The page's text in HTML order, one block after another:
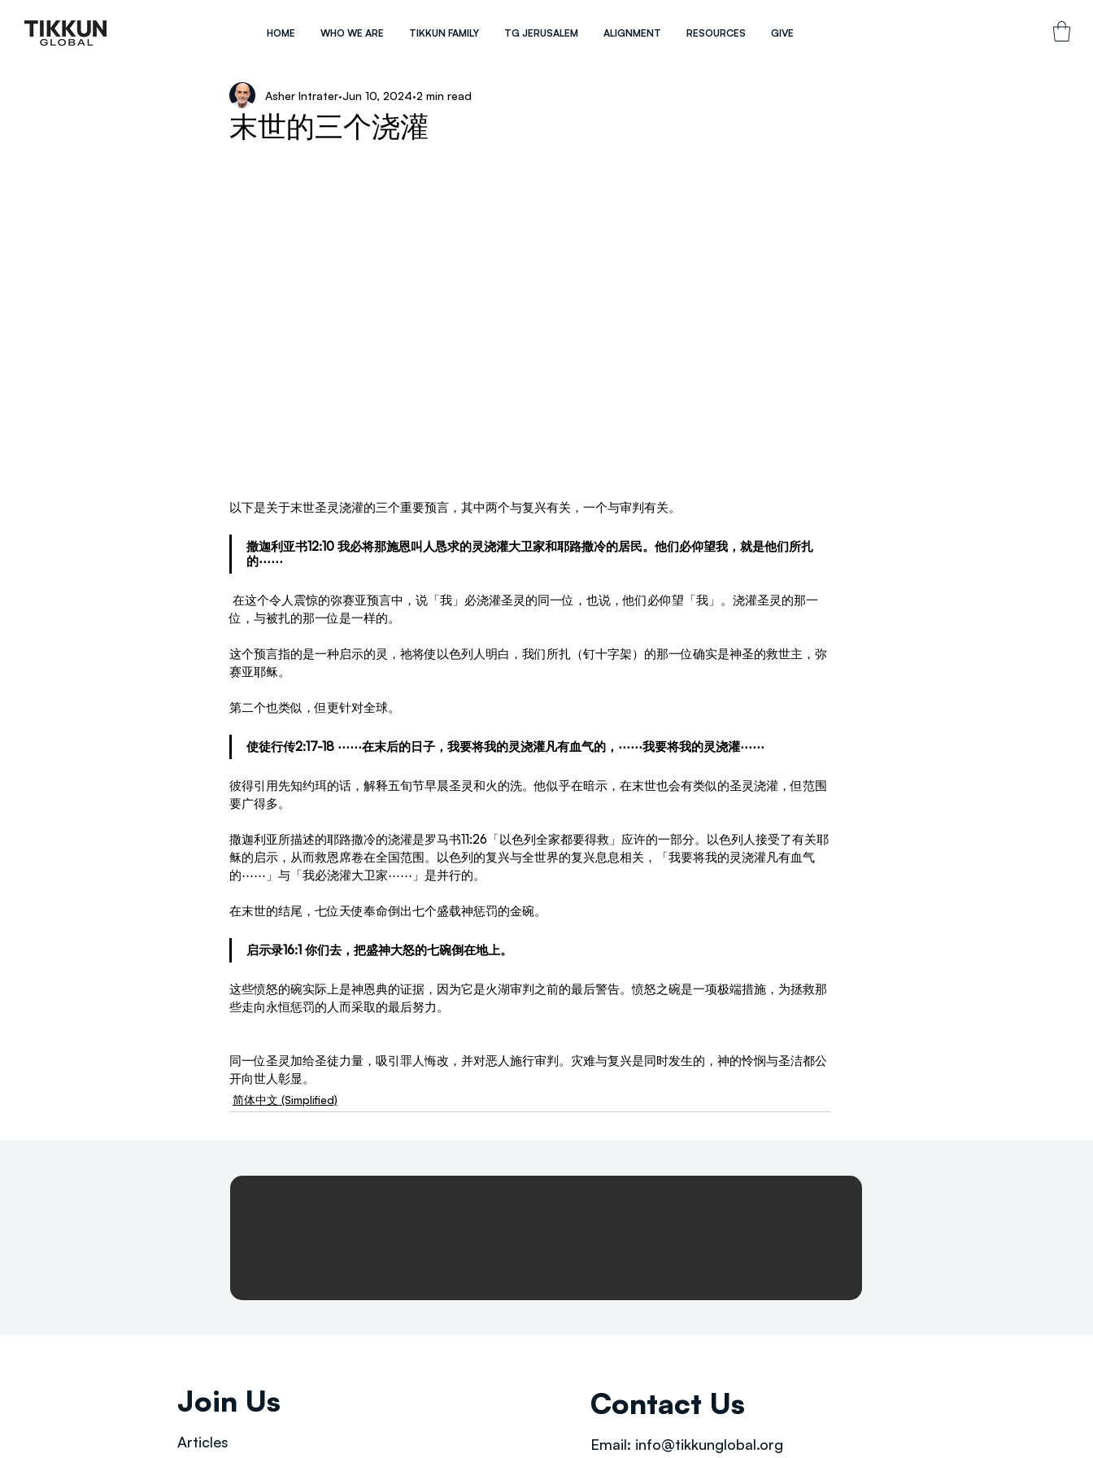
HOME WHO WE ARE TIKKUN FAMILY TG JERUSALEM ALIGNMENT RESOURCES GIVE
末世的三个浇灌
Asher Intrater Jun 10, 2024 2 min read
以下是关于末世圣灵浇灌的三个重要预言，其中两个与复兴有关，一个与审判有关。
撒迦利亚书12:10 我必将那施恩叫人恳求的灵浇灌大卫家和耶路撒冷的居民。他们必仰望我，就是他们所扎
的⋯⋯
在这个令人震惊的弥赛亚预言中，说「我」必浇灌圣灵的同一位，也说，他们必仰望「我」。浇灌圣灵的那一
位，与被扎的那一位是一样的。
这个预言指的是一种启示的灵，祂将使以色列人明白，我们所扎（钉十字架）的那一位确实是神圣的救世主，弥
赛亚耶稣。
第二个也类似，但更针对全球。
使徒行传2:17-18 ⋯⋯在末后的日子，我要将我的灵浇灌凡有血气的，⋯⋯我要将我的灵浇灌⋯⋯
彼得引用先知约珥的话，解释五旬节早晨圣灵和火的洗。他似乎在暗示，在末世也会有类似的圣灵浇灌，但范围
要广得多。
撒迦利亚所描述的耶路撒冷的浇灌是罗马书11:26「以色列全家都要得救」应许的一部分。以色列人接受了有关耶
稣的启示，从而救恩席卷在全国范围。以色列的复兴与全世界的复兴息息相关，「我要将我的灵浇灌凡有血气
的⋯⋯」与「我必浇灌大卫家⋯⋯」是并行的。
在末世的结尾，七位天使奉命倒出七个盛载神惩罚的金碗。
启示录16:1 你们去，把盛神大怒的七碗倒在地上。
这些愤怒的碗实际上是神恩典的证据，因为它是火湖审判之前的最后警告。愤怒之碗是一项极端措施，为拯救那
些走向永恒惩罚的人而采取的最后努力。
同一位圣灵加给圣徒力量，吸引罪人悔改，并对恶人施行审判。灾难与复兴是同时发生的，神的怜悯与圣洁都公
开向世人彰显。
简体中文 (Simplified)
Join Us
Articles
Contact Us
Email: info@tikkunglobal.org